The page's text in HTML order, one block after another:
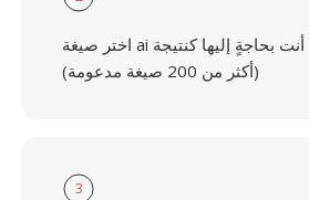
اختر صيغة ai أو أية صيغة أخرى أنت بحاجةٍ إليها كنتيجة
(أكثر من 200 صيغة مدعومة)
3